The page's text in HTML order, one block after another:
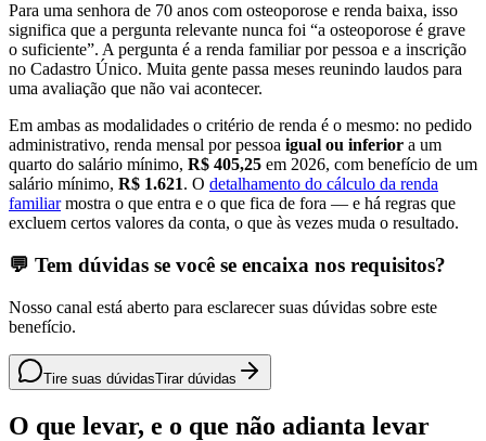
Para uma senhora de 70 anos com osteoporose e renda baixa, isso
significa que a pergunta relevante nunca foi “a osteoporose é grave
o suficiente”. A pergunta é a renda familiar por pessoa e a inscrição
no Cadastro Único. Muita gente passa meses reunindo laudos para
uma avaliação que não vai acontecer.
Em ambas as modalidades o critério de renda é o mesmo: no pedido
administrativo, renda mensal por pessoa igual ou inferior a um
quarto do salário mínimo, R$ 405,25 em 2026, com benefício de um
salário mínimo, R$ 1.621. O detalhamento do cálculo da renda
familiar mostra o que entra e o que fica de fora — e há regras que
excluem certos valores da conta, o que às vezes muda o resultado.
💬 Tem dúvidas se você se encaixa nos requisitos?
Nosso canal está aberto para esclarecer suas dúvidas sobre este
benefício.
Tire suas dúvidasTirar dúvidas
O que levar, e o que não adianta levar